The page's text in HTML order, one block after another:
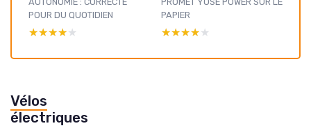
POUR DU QUOTIDIEN
★★★★★
★★★★★
PAPIER
★★★★★
★★★★★
Vélos
électriques